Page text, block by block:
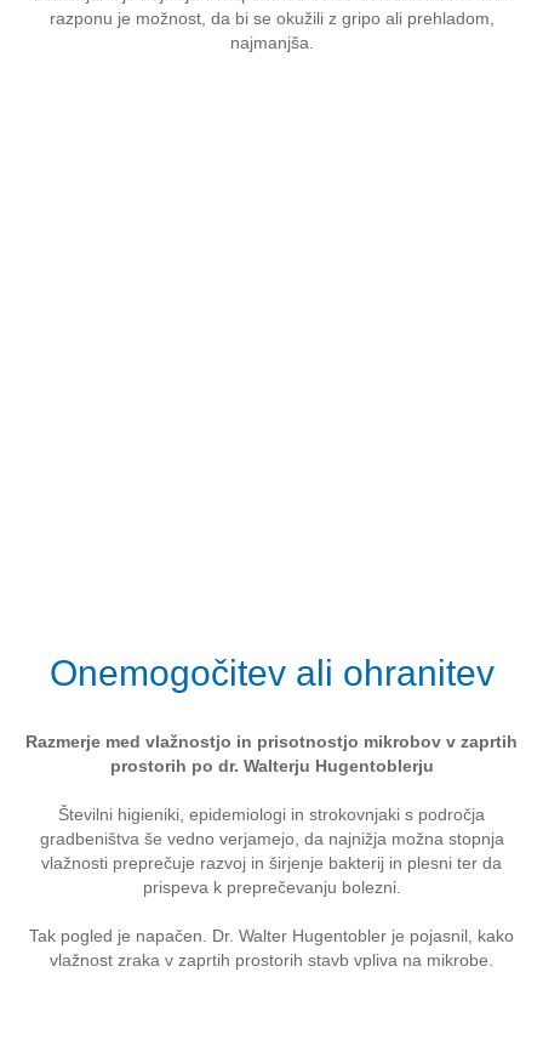
razponu je možnost, da bi se okužili z gripo ali prehladom,
najmanjša.
Onemogočitev ali ohranitev
Razmerje med vlažnostjo in prisotnostjo mikrobov v zaprtih
prostorih po dr. Walterju Hugentoblerju
Številni higieniki, epidemiologi in strokovnjaki s področja
gradbeništva še vedno verjamejo, da najnižja možna stopnja
vlažnosti preprečuje razvoj in širjenje bakterij in plesni ter da
prispeva k preprečevanju bolezni.
Tak pogled je napačen. Dr. Walter Hugentobler je pojasnil, kako
vlažnost zraka v zaprtih prostorih stavb vpliva na mikrobe.